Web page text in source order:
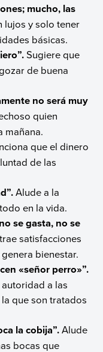
mucho, las
lujos y solo tener
básicas.
Sugiere que
de buena
no será muy
quien
mañana.
que el dinero
de las
Alude a la
en la vida.
se gasta, no se
satisfacciones
bienestar.
«señor perro»”.
a las
que son tratados
la cobija”.Alude
bocas que